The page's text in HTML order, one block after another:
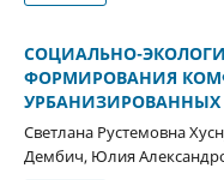
СОЦИАЛЬНО-
ФОРМИРОВАНИЯ
УРБАНИЗИРОВАННЫХ
Светлана Рустемовна
Дембич, Юлия